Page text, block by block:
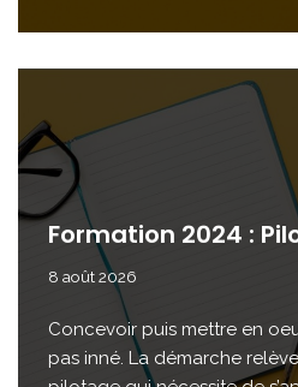
Formation 2024 :
8 août 2026
Concevoir puis mettre en
pas inné. La démarche